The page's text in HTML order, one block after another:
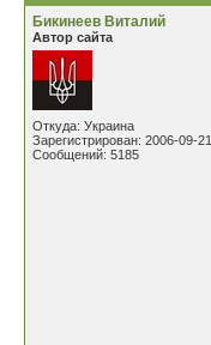
Бикинеев Виталий
Автор сайта
Откуда: Украина
Зарегистрирован: 2006-09-21
Сообщений: 5185